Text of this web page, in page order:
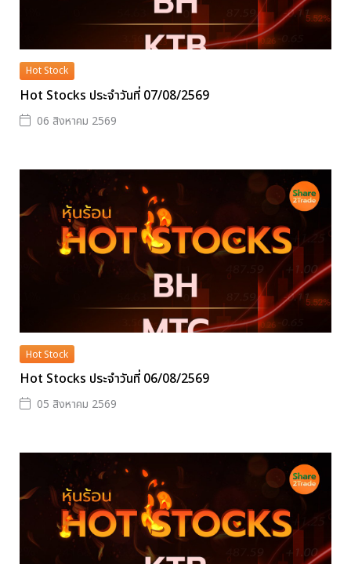
Hot Stock
Hot Stocks ประจำวันที่ 07/08/2569
06 สิงหาคม 2569
Hot Stock
Hot Stocks ประจำวันที่ 06/08/2569
05 สิงหาคม 2569